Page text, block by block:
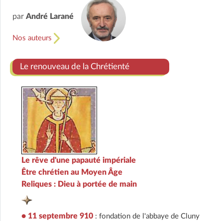
par André Larané
Nos auteurs
Le renouveau de la Chrétienté
Le rêve d'une papauté impériale
Être chrétien au Moyen Âge
Reliques : Dieu à portée de main
• 11 septembre 910 : fondation de l'abbaye de Cluny